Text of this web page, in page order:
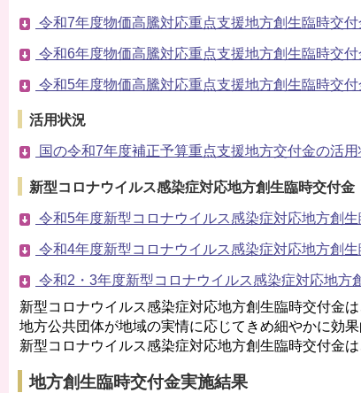
令和7年度物価高騰対応重点支援地方創生臨時交
令和6年度物価高騰対応重点支援地方創生臨時交
令和5年度物価高騰対応重点支援地方創生臨時交
活用状況
国の令和7年度補正予算重点支援地方交付金の活
新型コロナウイルス感染症対応地方創生臨時交付金
令和5年度新型コロナウイルス感染症対応地方創
令和4年度新型コロナウイルス感染症対応地方創
令和2・3年度新型コロナウイルス感染症対応地方
新型コロナウイルス感染症対応地方創生臨時交付金
地方公共団体が地域の実情に応じてきめ細やかに効
新型コロナウイルス感染症対応地方創生臨時交付金
地方創生臨時交付金実施結果